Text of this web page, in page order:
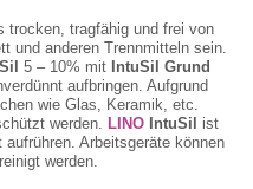
trocken, tragfähig und frei von
und anderen Trennmitteln sein.
5 – 10% mit IntuSil Grund
aufbringen. Aufgrund
wie Glas, Keramik, etc.
werden. LINO IntuSil
ist
Arbeitsgeräte können
werden.